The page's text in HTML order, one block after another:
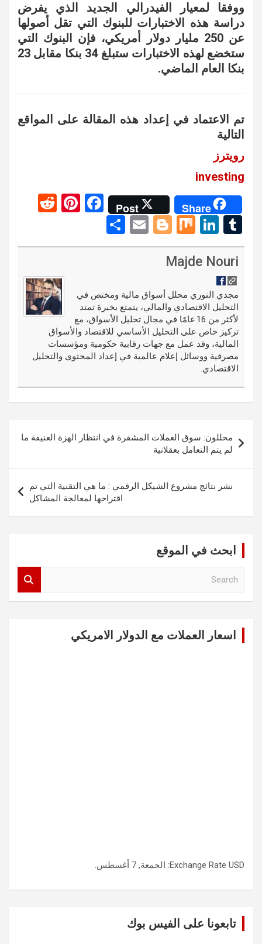
ووفقا لمعيار الفيدرالي الجديد الذي يفرض
دراسة هذه الاختبارات للبنوك التي تقل أصولها
عن 250 مليار دولار أمريكي، فإن البنوك التي
ستخضع لهذه الاختبارات ستبلغ 34 بنكا مقابل 23
بنكا العام الماضي.
تم الاعتماد في إعداد هذه المقالة على المواقع
التالية
رويترز
investing
Share
Post
F
ce
o
k
Pi
er
t
d
t
T
u
m
bl
r
Li
n
ke
n
M
ix
Bl
o
er
E
m
h
Majde Nouri
مجدي النوري محلل أسواق مالية ومختص في
التحليل الاقتصادي والمالي، يتمتع بخبرة تمتد
لأكثر من 16 عامًا في مجال تحليل الأسواق، مع
تركيز خاص على التحليل الأساسي للاقتصاد والأسواق
المالية، وقد عمل مع جهات رقابية حكومية ومؤسسات
مصرفية ووسائل إعلام عالمية في إعداد المحتوى والتحليل
الاقتصادي.
المقالات
محللون: سوق العملات المشفرة في انتظار الهزة العنيفة ما
لم يتم التعامل بعقلانية
نشر نتائج مشروع الشيكل الرقمي : ما هي التقنية التي تم
اقتراحها لمعالجة المشاكل
ابحث في الموقع
اسعار العملات مع الدولار الامريكي
Exchange Rate USD : الجمعة, 7 أغسطس.
تابعونا على الفيس بوك